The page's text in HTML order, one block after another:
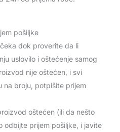
pošiljke
dok proverite da li
uslovilo i oštećenje samog
nije oštećen, i svi
na broju, potpišite prijem
oštećen (ili da nešto
odbijte prijem pošiljke, i javite